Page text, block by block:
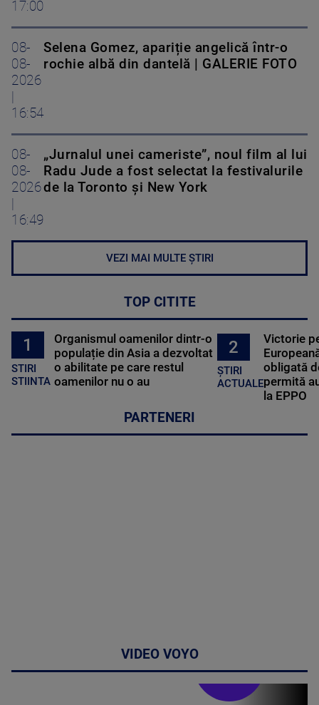
17:00
08-
08-
2026
16:54
Selena Gomez, apariție angelică într-o
rochie albă din dantelă | GALERIE FOTO
08-
08-
2026
16:49
„Jurnalul unei cameriste”, noul film al lui
Radu Jude a fost selectat la festivalurile
de la Toronto și New York
VEZI MAI MULTE ȘTIRI
TOP CITITE
1
STIRI
STIINTA
Organismul oamenilor dintr-o
populație din Asia a dezvoltat
o abilitate pe care restul
oamenilor nu o au
2
ȘTIRI
ACTUALE
Victorie
obligată
permită
la EPPO
PARTENERI
VIDEO VOYO